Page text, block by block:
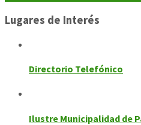
Lugares de Interés
Directorio Telefónico
Ilustre Municipalidad de